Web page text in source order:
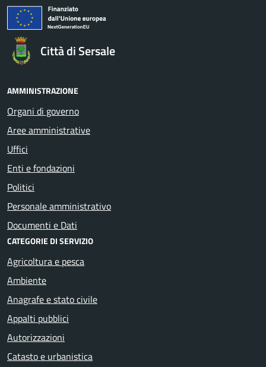
Città di Sersale
AMMINISTRAZIONE
Organi di governo
Aree amministrative
Uffici
Enti e fondazioni
Politici
Personale amministrativo
Documenti e Dati
CATEGORIE DI SERVIZIO
Agricoltura e pesca
Ambiente
Anagrafe e stato civile
Appalti pubblici
Autorizzazioni
Catasto e urbanistica